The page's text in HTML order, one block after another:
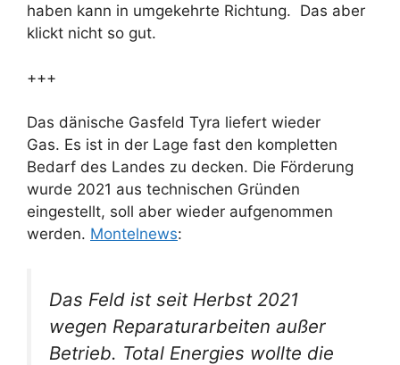
haben kann in umgekehrte Richtung. Das aber
klickt nicht so gut.
+++
Das dänische Gasfeld Tyra liefert wieder
Gas. Es ist in der Lage fast den kompletten
Bedarf des Landes zu decken. Die Förderung
wurde 2021 aus technischen Gründen
eingestellt, soll aber wieder aufgenommen
werden. Montelnews:
Das Feld ist seit Herbst 2021
wegen Reparaturarbeiten außer
Betrieb. Total Energies wollte die